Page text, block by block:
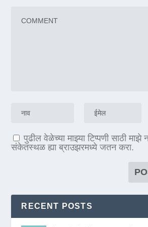
पुढील वेळेच्या माझ्या टिप्पणी साठी
संकेतस्थळ ह्या ब्राउझरमध्ये जतन करा.
RECENT POSTS